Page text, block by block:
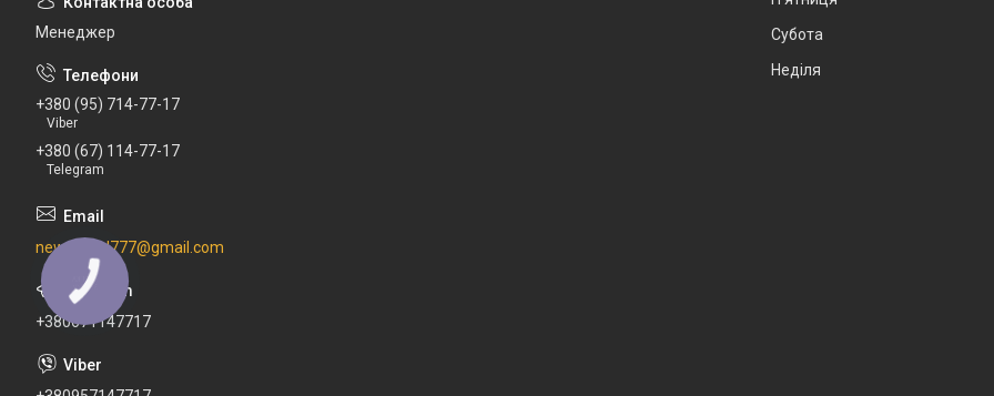
Менеджер
+380 (95) 714-77-17
Viber
+380 (67) 114-77-17
Telegram
newdental777@gmail.com
+380671147717
Субота
Неділя